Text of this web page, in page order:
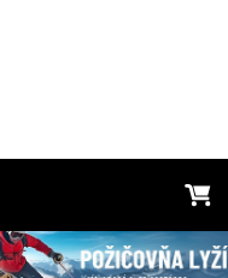
0 €